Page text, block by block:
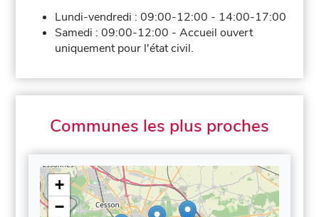
Lundi-vendredi :09:00-12:00 - 14:00-17:00
Samedi :09:00-12:00 -Accueil ouvert
uniquement pour l'état civil.
Communes les plus proches
+
−